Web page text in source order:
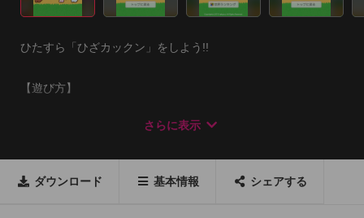
ひたすら「ひざカックン」をしよう!!
【遊び方】
人が居たら「ひざ」を狙ってタップするだけ!
さらに表示
ダウンロード 基本情報 シェアする